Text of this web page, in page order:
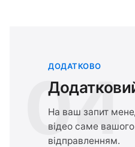
04
ДОДАТКОВО
На ваш запит
відео саме
відправленням.